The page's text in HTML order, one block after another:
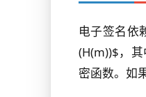
电子签名依
(H(m))$，
密函数。如